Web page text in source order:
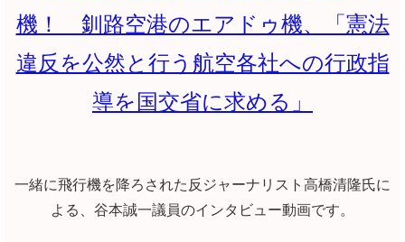
機！ 釧路空港のエアドゥ機、「憲法
違反を公然と行う航空各社への行政指
導を国交省に求める」
一緒に飛行機を降ろされた反ジャーナリスト高橋清隆氏に
よる、谷本誠一議員のインタビュー動画です。